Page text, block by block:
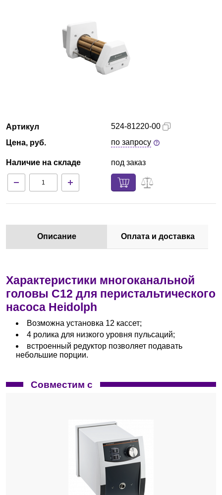
Партнеры
Технический сервис
Доставка и оплата
Артикул
Цена, руб.
Наличие на складе
524-81220-00
по запросу
под заказ
Описание Оплата и доставка
Характеристики многоканальной
головы C12 для перистальтического
насоса Heidolph
Возможна установка 12 кассет;
4 ролика для низкого уровня пульсаций;
встроенный редуктор позволяет подавать
небольшие порции.
Совместим с